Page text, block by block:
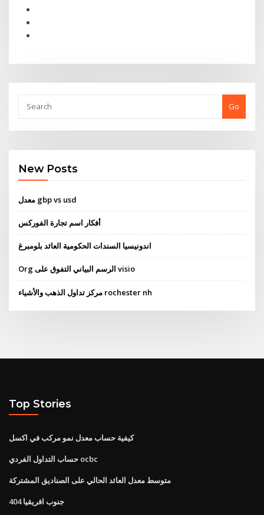
Go
New Posts
معدل gbp vs usd
أفكار اسم تجارة الفوركس
اندونيسيا السندات الحكومية العائد بلومبرغ
Org الرسم البياني التفوق على visio
مركز تداول الذهب والأشياء rochester nh
Top Stories
كيفية حساب معدل نمو مركب في اكسل
حساب التداول الفردي ocbc
متوسط ​​معدل العائد الحالي على الصناديق المشتركة
جنوب افريقيا 404